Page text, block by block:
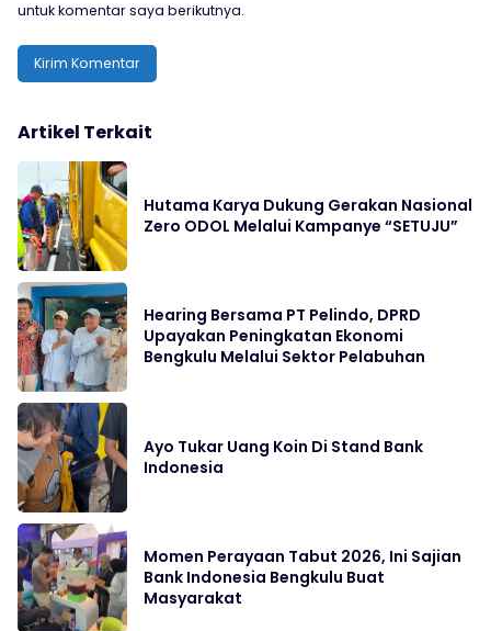
untuk komentar saya berikutnya.
Artikel Terkait
Hutama Karya Dukung Gerakan Nasional
Zero ODOL Melalui Kampanye “SETUJU”
Hearing Bersama PT Pelindo, DPRD
Upayakan Peningkatan Ekonomi
Bengkulu Melalui Sektor Pelabuhan
Ayo Tukar Uang Koin Di Stand Bank
Indonesia
Momen Perayaan Tabut 2026, Ini Sajian
Bank Indonesia Bengkulu Buat
Masyarakat